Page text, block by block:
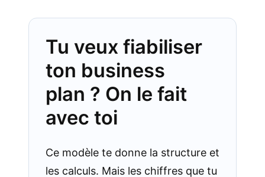
Tu veux fiabiliser
ton business
plan ? On le fait
avec toi
Ce modèle te donne la structure et
les calculs. Mais les chiffres que tu